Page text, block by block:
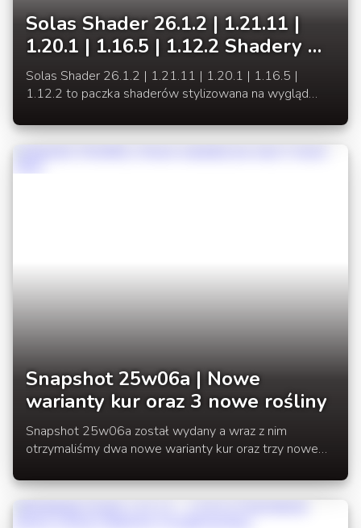
Solas Shader 26.1.2 | 1.21.11 |
1.20.1 | 1.16.5 | 1.12.2 Shadery w
stylu fantasy z kolorowym
oświetleniem
Solas Shader 26.1.2 | 1.21.11 | 1.20.1 | 1.16.5 |
1.12.2 to paczka shaderów stylizowana na wygląd
która zapewnie niesamowite efekty wizualne.
Snapshot 25w06a | Nowe
warianty kur oraz 3 nowe rośliny
Snapshot 25w06a został wydany a wraz z nim
otrzymaliśmy dwa nowe warianty kur oraz trzy nowe